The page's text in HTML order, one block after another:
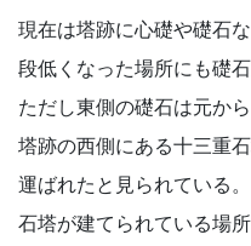
現在は塔跡に心礎や礎石
段低くなった場所にも礎
ただし東側の礎石は元か
塔跡の西側にある十三重
運ばれたと見られている。
石塔が建てられている場